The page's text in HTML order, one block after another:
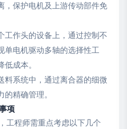
，保护电机及上游传动部件免
工作头的设备上，通过控制不
单电机驱动多轴的选择性工
成本。
料系统中，通过离合器的细微
精确管理。
项
工程师需重点考虑以下几个